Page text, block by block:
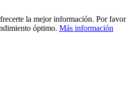
la mejor información. Por favor
óptimo. Más información